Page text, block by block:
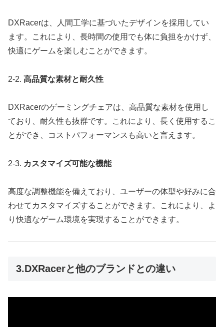
DXRacerは、人間工学に基づいたデザインを採用してい
ます。これにより、長時間の使用でも体に負担をかけず、
快適にゲームを楽しむことができます。
2-2. 高品質な素材と耐久性
DXRacerのゲーミングチェアは、高品質な素材を使用し
ており、耐久性も抜群です。これにより、長く使用するこ
とができ、コストパフォーマンスも高いと言えます。
2-3. カスタマイズ可能な機能
高度な調整機能を備えており、ユーザーの体型や好みに合
わせてカスタマイズすることができます。これにより、よ
り快適なゲーム環境を実現することができます。
3.DXRacerと他のブランドとの違い